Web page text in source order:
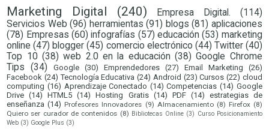
Marketing Digital (240) Empresa Digital.
(114)
Servicios Web (96) herramientas (91) blogs (81) aplicaciones
(78) Empresas (60) infografías (57) educación (53) marketing
online (47) blogger (45) comercio electrónico (44) Twitter (40)
Top 10 (38) web 2.0 en la educación (38) Google Chrome
Tips
(34) Google (30) Emprendedores (27) Email Marketing
(26)
Facebook (24) Tecnología Educativa (24) Android (23) Cursos (22) cloud
computing (16) Aprendizaje Conectado (14) Competencias (14) Google
Drive (14) HTML5 (14) Hosting Gratis (14) PDF (14) estrategias de
enseñanza (14) Profesores Innovadores (9) Almacenamiento (8) Firefox (8)
Quiero ser curador de contenidos (8) Bibliotecas Online (3) Curso Posicionamiento
Web (3) Google Plus (3)